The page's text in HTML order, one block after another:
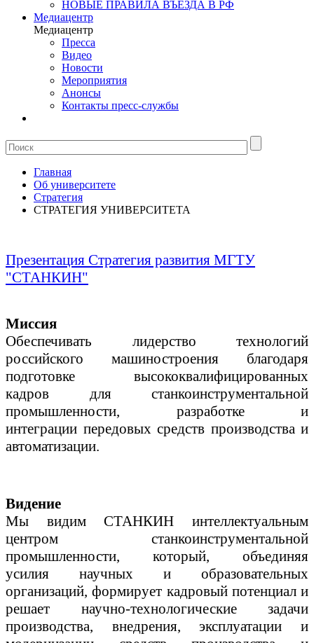
НОВЫЕ ПРАВИЛА ВЪЕЗДА В РФ
Медиацентр
Медиацентр
Пресса
Видео
Новости
Мероприятия
Анонсы
Контакты пресс-службы
Главная
Об университете
Стратегия
СТРАТЕГИЯ УНИВЕРСИТЕТА
Презентация Стратегия развития МГТУ
"СТАНКИН"
Миссия
Обеспечивать лидерство технологий
российского машиностроения благодаря
подготовке высококвалифицированных
кадров для станкоинструментальной
промышленности, разработке и
интеграции передовых средств производства и
автоматизации.
Видение
Мы видим СТАНКИН интеллектуальным
центром станкоинструментальной
промышленности, который, объединяя
усилия научных и образовательных
организаций, формирует кадровый потенциал и
решает научно-технологические задачи
производства, внедрения,эксплуатации и